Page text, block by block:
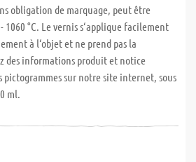
obligation de marquage, peut être
1060 °C. Le vernis s‘applique facilement
à l‘objet et ne prend pas la
des informations produit et notice
sur notre site internet, sous
ml.